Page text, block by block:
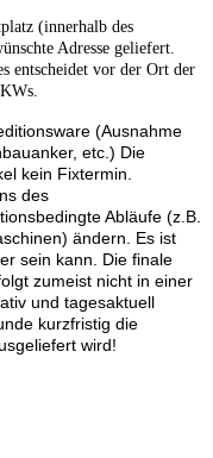
(innerhalb des
Adresse geliefert.
entscheidet vor der Ort der
(Ausnahme
etc.) Die
kein Fixtermin.
des
Abläufe (z.B.
ändern. Es ist
sein kann. Die finale
zumeist nicht in einer
und tagesaktuell
kurzfristig die
wird!